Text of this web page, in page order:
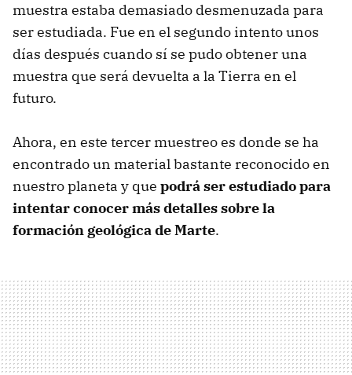
muestra estaba demasiado desmenuzada para
ser estudiada. Fue en el segundo intento unos
días después cuando sí se pudo obtener una
muestra que será devuelta a la Tierra en el
futuro.
Ahora, en este tercer muestreo es donde se ha
encontrado un material bastante reconocido en
nuestro planeta y que podrá ser estudiado para
intentar conocer más detalles sobre la
formación geológica de Marte.